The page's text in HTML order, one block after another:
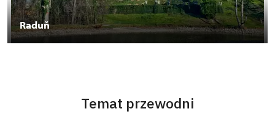
Raduň
Temat przewodni